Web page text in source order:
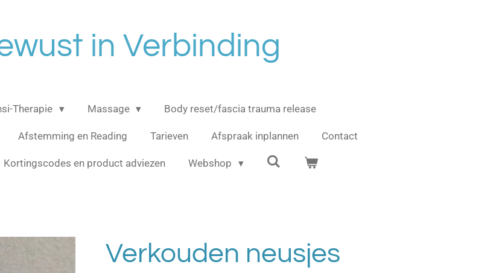
in Verbinding
Therapie Massage Body reset/fascia trauma release
Afstemming en Reading Tarieven Afspraak inplannen Contact
Kortingscodes en product adviezen Webshop
Verkouden neusjes